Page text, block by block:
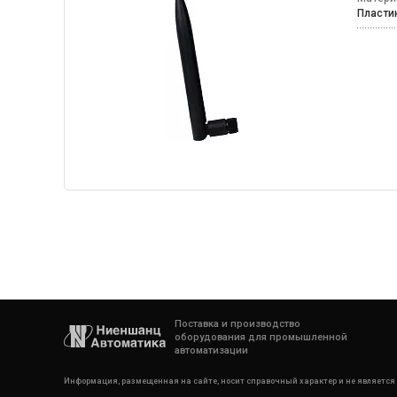
Поставка и производство
оборудования для промышленной
автоматизации
Информация, размещенная на сайте, носит справочный характер и не является